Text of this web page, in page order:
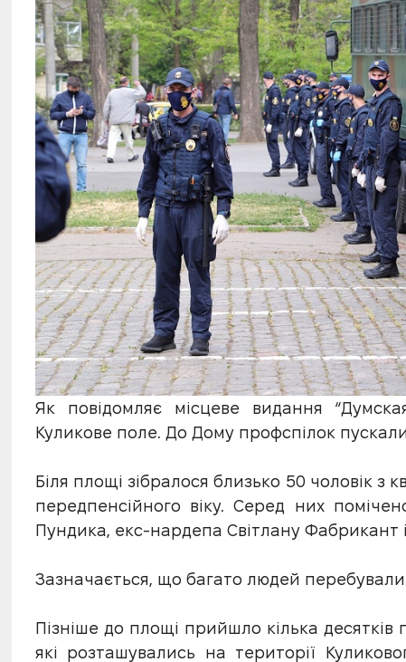
Як повідомляє місцеве видання
Куликове поле. До Дому профспілок
Біля площі зібралося близько 50 чоловік з
передпенсійного віку. Серед них
Пундика, екс-нардепа Світлану Фабрикант
Зазначається, що багато людей перебували
Пізніше до площі прийшло кілька десятків
які розташувались на території